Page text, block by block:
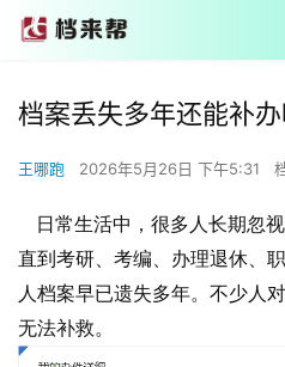
档案丢失多年还能补办
王哪跑 2026年5月26日 下午5:31
日常生活中，很多人长期忽
直到考研、考编、办理退休、
人档案早已遗失多年。不少人
无法补救。